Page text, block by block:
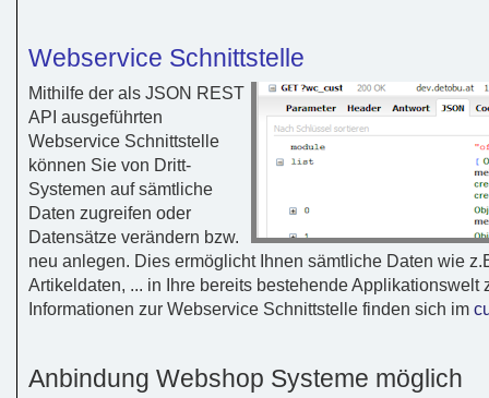
Webservice Schnittstelle
Mithilfe der als JSON REST
API ausgeführten
Webservice Schnittstelle
können Sie von Dritt-
Systemen auf sämtliche
Daten zugreifen oder
Datensätze verändern bzw.
neu anlegen. Dies ermöglicht Ihnen sämtliche Daten wie
Artikeldaten, ... in Ihre bereits bestehende Applikationswelt
Informationen zur Webservice Schnittstelle finden sich im
Anbindung Webshop Systeme möglich